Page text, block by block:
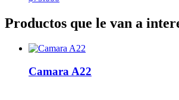
Productos que le van a
Camara A22